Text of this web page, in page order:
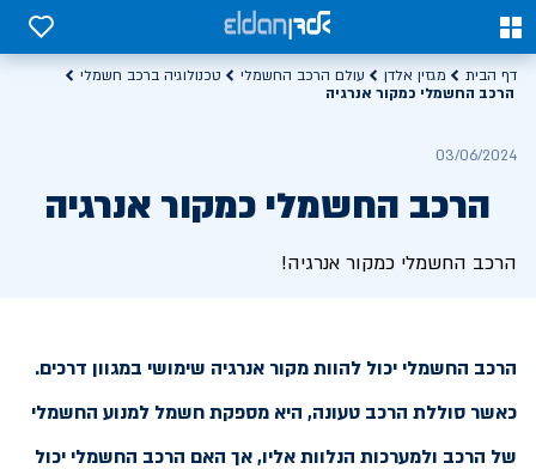
0
0
דף הבית מגזין אלדן עולם הרכב החשמלי
טכנולוגיה ברכב חשמלי
הרכב החשמלי כמקור אנרגיה
03/06/2024
הרכב החשמלי כמקור אנרגיה
הרכב החשמלי כמקור אנרגיה!
הרכב החשמלי יכול להוות מקור אנרגיה שימושי במגוון דרכים.
כאשר סוללת הרכב טעונה, היא מספקת חשמל למנוע החשמלי
של הרכב ולמערכות הנלוות אליו, אך האם הרכב החשמלי יכול